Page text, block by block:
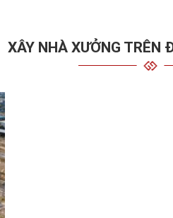
XÂY NHÀ XƯỞNG TRÊN